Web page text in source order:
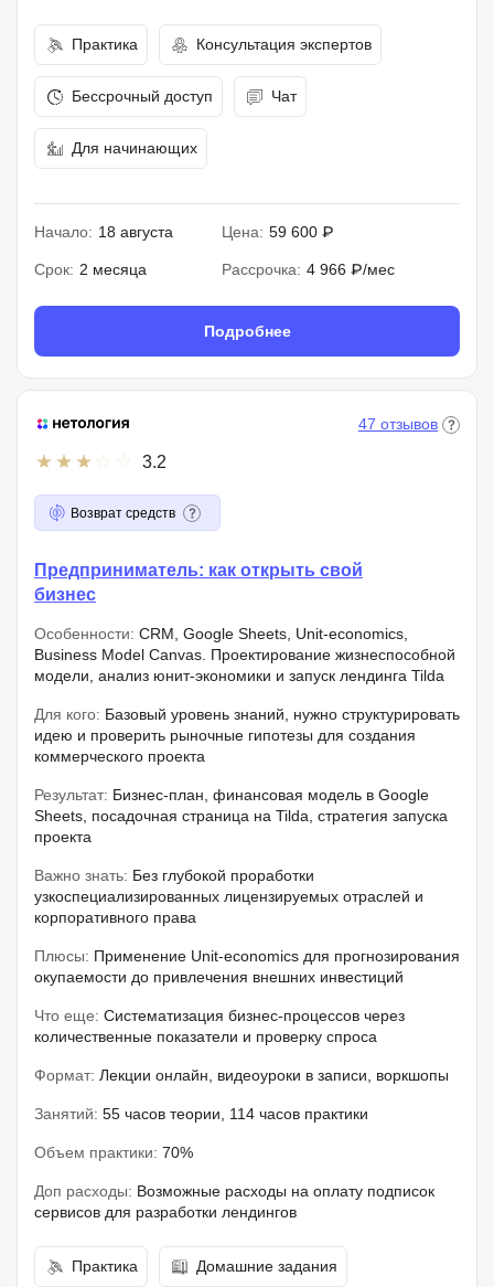
Практика Консультация экспертов
Бессрочный доступ Чат
Для начинающих
Начало: 18 августа Цена: 59 600 ₽
Срок: 2 месяца Рассрочка: 4 966 ₽/мес
Подробнее
3.2
47 отзывов
Возврат средств
Предприниматель: как открыть свой
бизнес
Особенности: CRM, Google Sheets, Unit-economics,
Business Model Canvas. Проектирование жизнеспособной
модели, анализ юнит-экономики и запуск лендинга Tilda
Для кого: Базовый уровень знаний, нужно структурировать
идею и проверить рыночные гипотезы для создания
коммерческого проекта
Результат: Бизнес-план, финансовая модель в Google
Sheets, посадочная страница на Tilda, стратегия запуска
проекта
Важно знать: Без глубокой проработки
узкоспециализированных лицензируемых отраслей и
корпоративного права
Плюсы: Применение Unit-economics для прогнозирования
окупаемости до привлечения внешних инвестиций
Что еще: Систематизация бизнес-процессов через
количественные показатели и проверку спроса
Формат: Лекции онлайн, видеоуроки в записи, воркшопы
Занятий: 55 часов теории, 114 часов практики
Объем практики: 70%
Доп расходы: Возможные расходы на оплату подписок
сервисов для разработки лендингов
Практика Домашние задания